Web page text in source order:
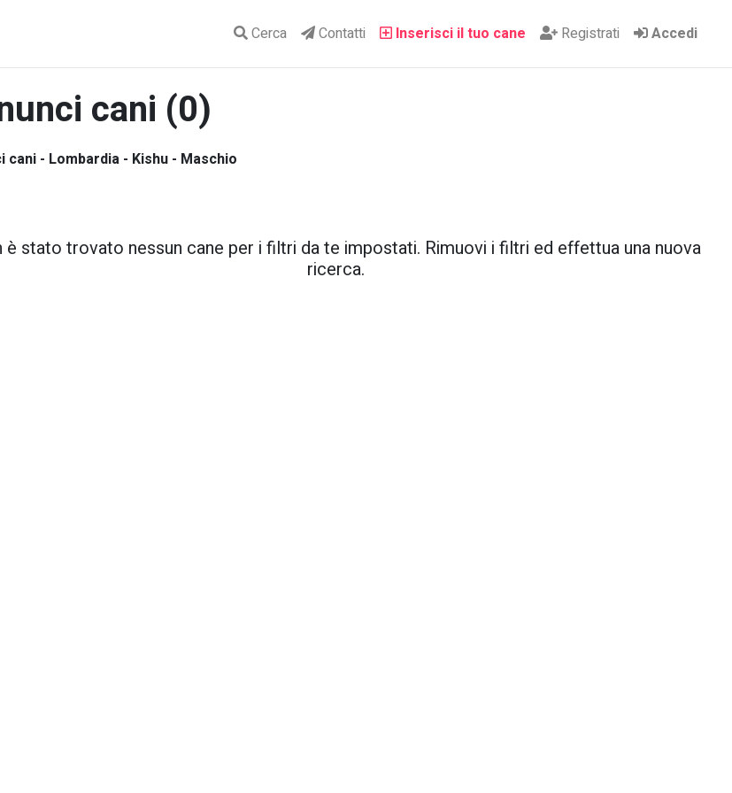
Cerca Contatti Inserisci il tuo cane Registrati Accedi
cani (0)
cani - Lombardia - Kishu - Maschio
è stato trovato nessun cane per i filtri da te impostati. Rimuovi i filtri ed effettua una nuova
ricerca.